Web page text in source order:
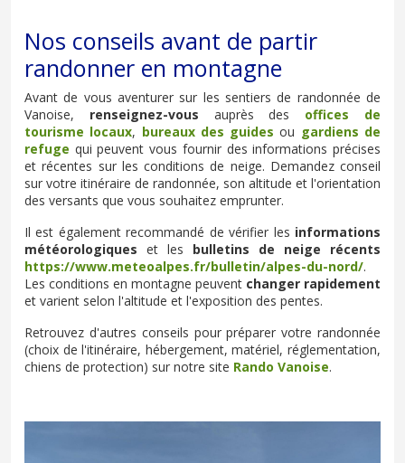
Nos conseils avant de partir
randonner en montagne
Avant de vous aventurer sur les sentiers de randonnée de
Vanoise, renseignez-vous auprès des offices de
tourisme locaux, bureaux des guides ou gardiens de
refuge qui peuvent vous fournir des informations précises
et récentes sur les conditions de neige. Demandez conseil
sur votre itinéraire de randonnée, son altitude et l'orientation
des versants que vous souhaitez emprunter.
Il est également recommandé de vérifier les informations
météorologiques et les bulletins de neige récents
https://www.meteoalpes.fr/bulletin/alpes-du-nord/.
Les conditions en montagne peuvent changer rapidement
et varient selon l'altitude et l'exposition des pentes.
Retrouvez d'autres conseils pour préparer votre randonnée
(choix de l'itinéraire, hébergement, matériel, réglementation,
chiens de protection) sur notre site Rando Vanoise.